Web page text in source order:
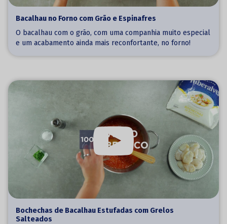
Bacalhau no Forno com Grão e Espinafres
O bacalhau com o grão, com uma companhia muito especial
e um acabamento ainda mais reconfortante, no forno!
Bochechas de Bacalhau Estufadas com Grelos
Salteados